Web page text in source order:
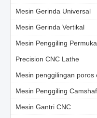
Mesin Gerinda Universal
Mesin Gerinda Vertikal
Mesin Penggiling
Precision CNC Lathe
Mesin penggilingan poros
Mesin Penggiling
Mesin Gantri CNC